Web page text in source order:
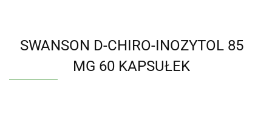
SWANSON D-CHIRO-INOZYTOL 85
MG 60 KAPSUŁEK